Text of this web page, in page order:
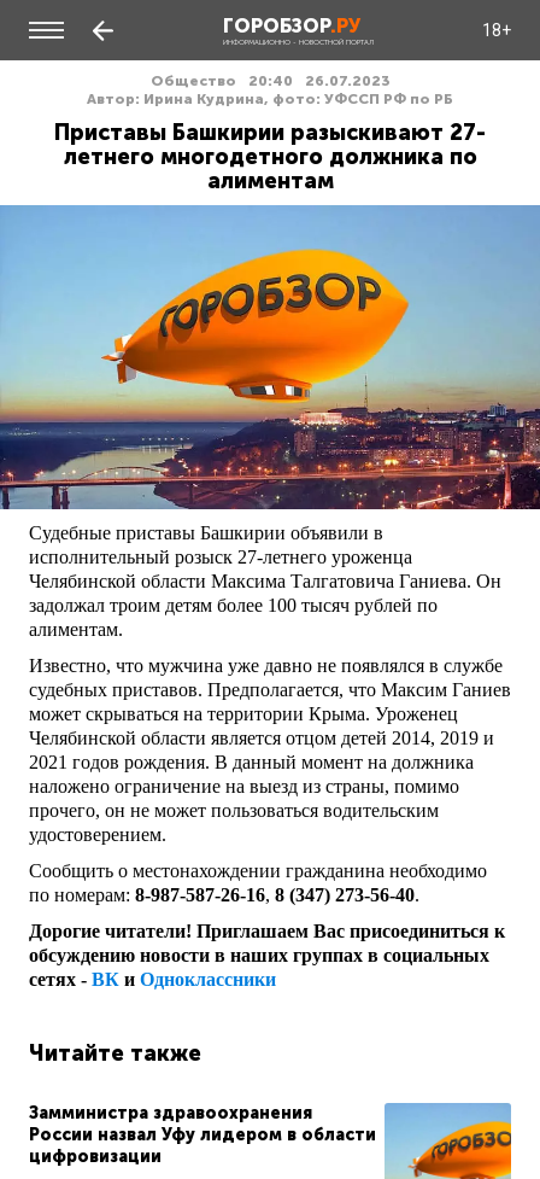
ГОРОБЗОР.РУ
ИНФОРМАЦИОННО - НОВОСТНОЙ ПОРТАЛ
18+
Общество 20:40
26.07.2023
Автор: Ирина Кудрина, фото: УФССП РФ по РБ
Приставы Башкирии разыскивают 27-
летнего многодетного должника по
алиментам
Судебные приставы Башкирии объявили в
исполнительный розыск 27-летнего уроженца
Челябинской области Максима Талгатовича Ганиева. Он
задолжал троим детям более 100 тысяч рублей по
алиментам.
Известно, что мужчина уже давно не появлялся в службе
судебных приставов. Предполагается, что Максим Ганиев
может скрываться на территории Крыма. Уроженец
Челябинской области является отцом детей 2014, 2019 и
2021 годов рождения. В данный момент на должника
наложено ограничение на выезд из страны, помимо
прочего, он не может пользоваться водительским
удостоверением.
Сообщить о местонахождении гражданина необходимо
по номерам: 8-987-587-26-16, 8 (347) 273-56-40.
Дорогие читатели! Приглашаем Вас присоединиться к
обсуждению новости в наших группах в социальных
сетях - ВК и Одноклассники
Читайте также
Замминистра здравоохранения
России назвал Уфу лидером в области
цифровизации